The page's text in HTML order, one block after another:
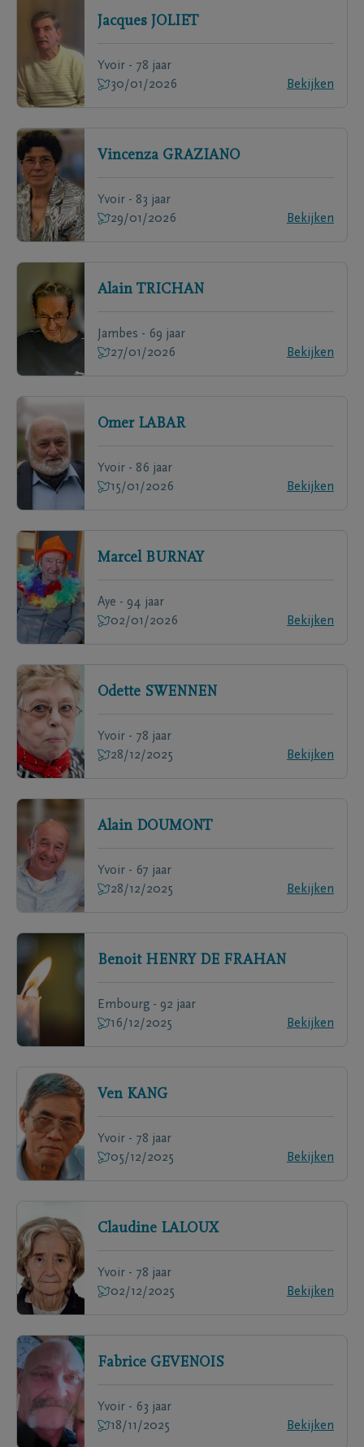
Jacques JOLIET
Yvoir - 78 jaar
30/01/2026
Bekijken
Vincenza GRAZIANO
Yvoir - 83 jaar
29/01/2026
Bekijken
Alain TRICHAN
Jambes - 69 jaar
27/01/2026
Bekijken
Omer LABAR
Yvoir - 86 jaar
15/01/2026
Bekijken
Marcel BURNAY
Aye - 94 jaar
02/01/2026
Bekijken
Odette SWENNEN
Yvoir - 78 jaar
28/12/2025
Bekijken
Alain DOUMONT
Yvoir - 67 jaar
28/12/2025
Bekijken
Benoit HENRY DE FRAHAN
Embourg - 92 jaar
16/12/2025
Bekijken
Ven KANG
Yvoir - 78 jaar
05/12/2025
Bekijken
Claudine LALOUX
Yvoir - 78 jaar
02/12/2025
Bekijken
Fabrice GEVENOIS
Yvoir - 63 jaar
18/11/2025
Bekijken